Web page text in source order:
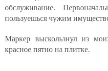
обслуживание.
пользуешься чужим
Маркер выскользнул из
красное пятно на плитке.